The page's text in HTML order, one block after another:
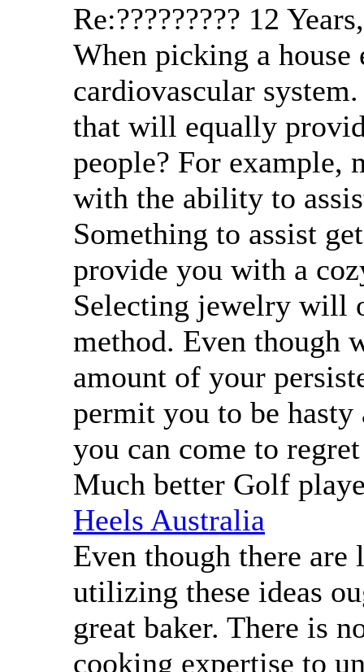
Re:????????? 12
When picking a
cardiovascular
that will equally
people? For example,
with the ability to
Something to assist
provide you with a
Selecting jewelry will
method. Even though
amount of your
permit you to be hasty
you can come to
Much better Golf
Heels Australia
Even though there
utilizing these ideas
great baker. There is
cooking expertise to